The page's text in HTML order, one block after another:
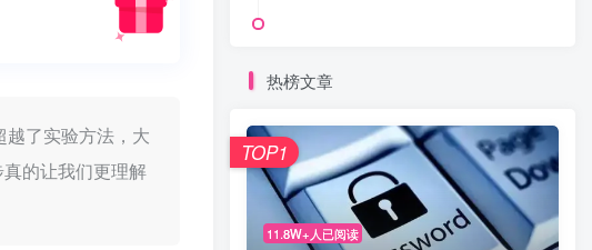
了实验方法，大
的让我们更理解
热榜文章
11.8W+人已阅读
TOP1
热榜文章
11.8W+人已阅读
TOP1